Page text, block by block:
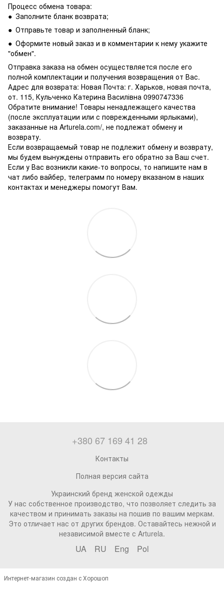
Процесс обмена товара:
● Заполните бланк возврата;
● Отправьте товар и заполненный бланк;
● Оформите новый заказ и в комментарии к нему укажите
"обмен".
Отправка заказа на обмен осуществляется после его
полной комплектации и получения возвращения от Вас.
Адрес для возврата: Новая Почта: г. Харьков, новая почта,
от. 115, Кульченко Катерина Василівна 0990747336
Обратите внимание! Товары ненадлежащего качества
(после эксплуатации или с поврежденными ярлыками),
заказанные на Arturela.com/, не подлежат обмену и
возврату.
Если возвращаемый товар не подлежит обмену и возврату,
мы будем вынуждены отправить его обратно за Ваш счет.
Если у Вас возникли какие-то вопросы, то напишите нам в
чат либо вайбер, телеграмм по номеру вказаном в наших
контактах и менеджеры помогут Вам.
+380 67 169 41 28
Контакты
Полная версия сайта
Украинский бренд женской одежды
У нас собственное производство, что позволяет следить за
качеством и принимать заказы на пошив по вашим меркам.
Это отличает нас от других брендов. Оставайтесь нежной и
независимой вместе с Arturela.
UA RU Eng Pol
Интернет-магазин создан с Хорошоп